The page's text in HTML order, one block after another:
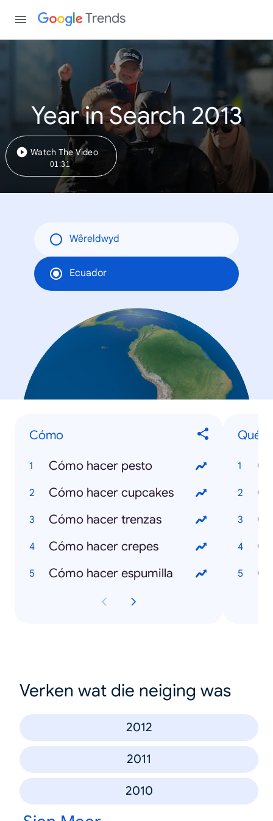
Trends
Year in Search 2013
Watch The Video
01:31
Wêreldwyd
Ecuador
Cómo
Cómo hacer pesto
Cómo hacer cupcakes
Cómo hacer trenzas
Cómo hacer crepes
Cómo hacer espumilla
Qué
Verken wat die neiging was
2012
2011
2010